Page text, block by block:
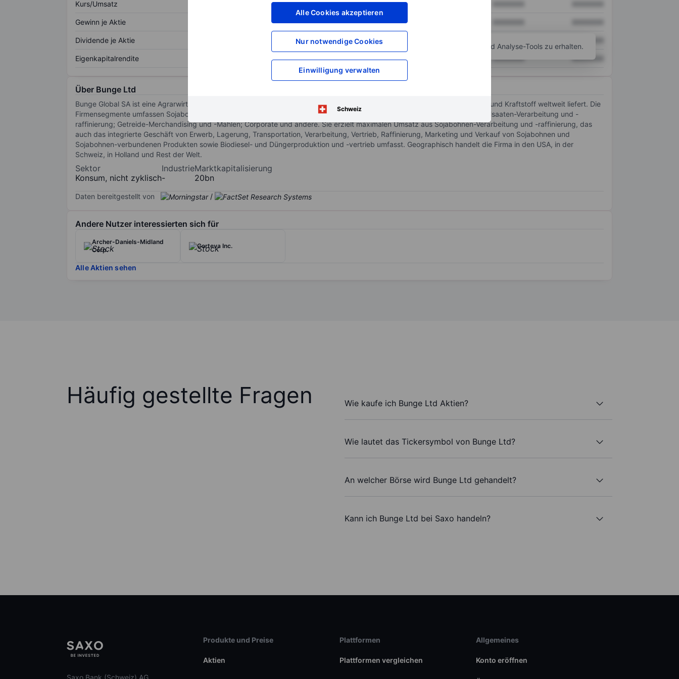
Alle Cookies akzeptieren
Nur notwendige Cookies
Einwilligung verwalten
Schweiz
Kurs/Umsatz XXXXXXX
Gewinn je Aktie XXXXXXX
Dividende je Aktie XXXXXXX
Eigenkapitalrendite XXXXXXX XXXXXXX XXXXXXX
Konto eröffnenum Zugriff auf mehr Diagramm- und Analyse-Tools zu erhalten.
Über Bunge Ltd
Bunge Global SA ist eine Agrarwirtschaft-Firma, die Landwirten mit Kunden verbindet und wesentliche Nahrungsmittel, Futter und Kraftstoff weltweit liefert. Die
Firmensegmente umfassen Sojabohnen-Verarbeitung und Raffinierung; Weichsaaten-Verarbeitung und -raffinierung; andere Ölsaaten-Verarbeitung und -
raffinierung; Getreide-Merchandising und -Mahlen; Corporate und andere. Sie erzielt maximalen Umsatz aus Sojabohnen-Verarbeitung und -raffinierung, das
auch das integrierte Geschäft von Erwerb, Lagerung, Transportation, Verarbeitung, Vertrieb, Raffinierung, Marketing und Verkauf von Sojabohnen und
Sojabohnen-verbundenen Produkten sowie Biodiesel- und Düngerproduktion und -vertrieb umfasst. Geographisch handelt die Firma in den USA, in der
Schweiz, in Holland und Rest der Welt.
Sektor
Konsum, nicht zyklisch
Industrie
-
Marktkapitalisierung
20bn
Daten bereitgestellt von /
Andere Nutzer interessierten sich für
Archer-Daniels-Midland
Corp.
Corteva Inc.
Alle Aktien sehen
Häufig gestellte Fragen Wie kaufe ich Bunge Ltd Aktien?
Wie lautet das Tickersymbol von Bunge Ltd?
An welcher Börse wird Bunge Ltd gehandelt?
Kann ich Bunge Ltd bei Saxo handeln?
Produkte und Preise
Aktien
Plattformen
Plattformen vergleichen
Allgemeines
Konto eröffnen